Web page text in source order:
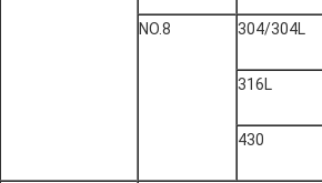
NO.8
304/304L
316L
430